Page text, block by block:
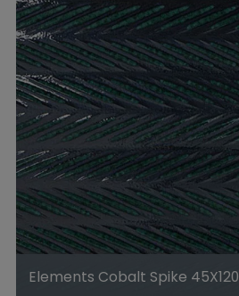
Elements Cobalt Spike 45X120